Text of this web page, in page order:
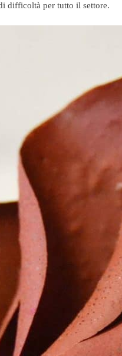
difficoltà per tutto il settore.